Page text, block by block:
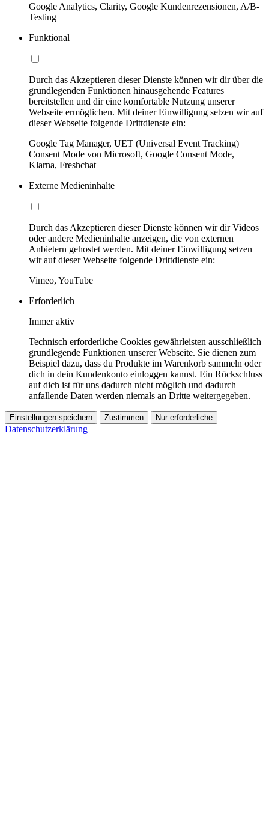
Google Analytics, Clarity, Google Kundenrezensionen, A/B-
Testing
Funktional
Durch das Akzeptieren dieser Dienste können wir dir über die
grundlegenden Funktionen hinausgehende Features
bereitstellen und dir eine komfortable Nutzung unserer
Webseite ermöglichen. Mit deiner Einwilligung setzen wir auf
dieser Webseite folgende Drittdienste ein:
Google Tag Manager, UET (Universal Event Tracking)
Consent Mode von Microsoft, Google Consent Mode,
Klarna, Freshchat
Externe Medieninhalte
Durch das Akzeptieren dieser Dienste können wir dir Videos
oder andere Medieninhalte anzeigen, die von externen
Anbietern gehostet werden. Mit deiner Einwilligung setzen
wir auf dieser Webseite folgende Drittdienste ein:
Vimeo, YouTube
Erforderlich
Immer aktiv
Technisch erforderliche Cookies gewährleisten ausschließlich
grundlegende Funktionen unserer Webseite. Sie dienen zum
Beispiel dazu, dass du Produkte im Warenkorb sammeln oder
dich in dein Kundenkonto einloggen kannst. Ein Rückschluss
auf dich ist für uns dadurch nicht möglich und dadurch
anfallende Daten werden niemals an Dritte weitergegeben.
Einstellungen speichern Zustimmen Nur erforderliche
Datenschutzerklärung